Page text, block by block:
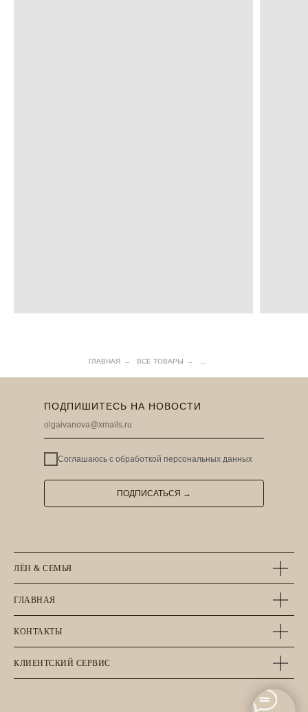
ГЛАВНАЯ → ВСЕ ТОВАРЫ → ...
ПОДПИШИТЕСЬ НА НОВОСТИ
Соглашаюсь с обработкой персональных данных
ПОДПИСАТЬСЯ →
ЛЁН & СЕМЬЯ
ГЛАВНАЯ
КОНТАКТЫ
КЛИЕНТСКИЙ СЕРВИС